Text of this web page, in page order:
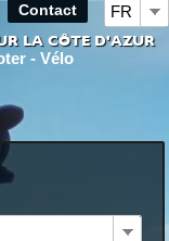
FR
Contact
LA CÔTE D'AZUR
- Vélo